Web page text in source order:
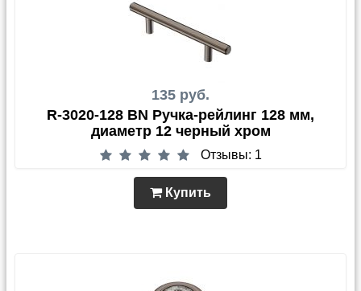
135 руб.
R-3020-128 BN Ручка-рейлинг 128 мм,
диаметр 12 черный хром
Отзывы: 1
Купить